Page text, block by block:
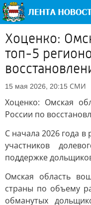
Хоценко:
топ-5
15 мая 2026, 20:15 СМИ
Хоценко: Омская
России по
С начала 2026 года в
участников
поддержке
Омская область
страны по объему
обманутых